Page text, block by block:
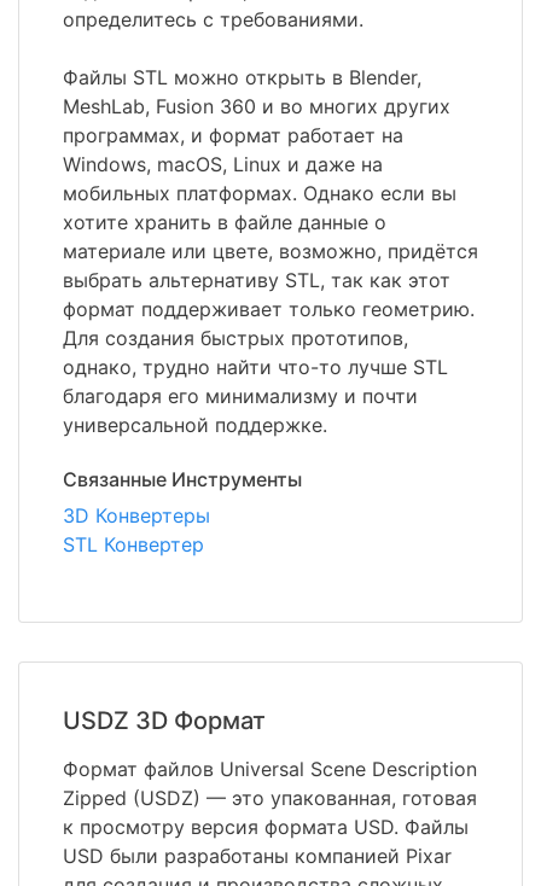
определитесь с требованиями.
Файлы STL можно открыть в Blender,
MeshLab, Fusion 360 и во многих других
программах, и формат работает на
Windows, macOS, Linux и даже на
мобильных платформах. Однако если вы
хотите хранить в файле данные о
материале или цвете, возможно, придётся
выбрать альтернативу STL, так как этот
формат поддерживает только геометрию.
Для создания быстрых прототипов,
однако, трудно найти что-то лучше STL
благодаря его минимализму и почти
универсальной поддержке.
Связанные Инструменты
3D Конвертеры
STL Конвертер
USDZ 3D Формат
Формат файлов Universal Scene Description
Zipped (USDZ) — это упакованная, готовая
к просмотру версия формата USD. Файлы
USD были разработаны компанией Pixar